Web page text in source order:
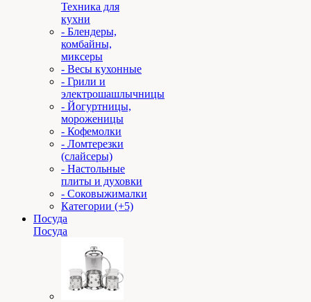
Техника для
кухни
- Блендеры,
комбайны,
миксеры
- Весы кухонные
- Грили и
электрошашлычницы
- Йогуртницы,
мороженицы
- Кофемолки
- Ломтерезки
(слайсеры)
- Настольные
плиты и духовки
- Соковыжималки
Категории (+5)
Посуда
Посуда